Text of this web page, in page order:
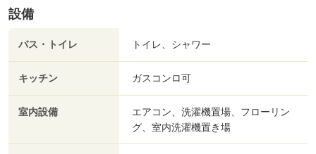
設備
バス・トイレ トイレ、シャワー
キッチン ガスコンロ可
室内設備
エアコン、洗濯機置場、フローリン
グ、室内洗濯機置き場